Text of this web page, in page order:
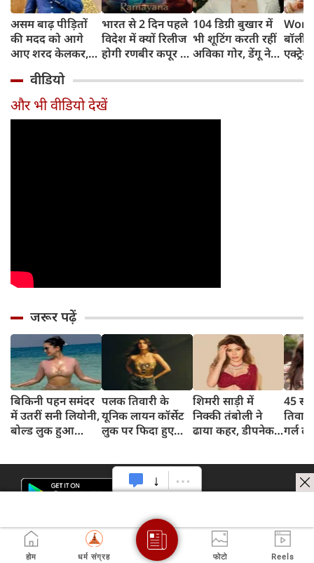
असम बाढ़ पीड़ितों
की मदद को आगे
आए शरद केलकर,
साथ की भावुक
अपील
भारत से 2 दिन पहले
विदेश में क्यों रिलीज
होगी रणबीर कपूर की
मल्होत्रा ने बताया
रिलीज प्लान
104 डिग्री बुखार में
भी शूटिंग करती रहीं
अविका गोर, डेंगू ने
अस्पताल में भर्ती
प्यार
वीडियो
और भी वीडियो देखें
जरूर पढ़ें
बिकिनी पहन समंदर
में उतरीं सनी लियोनी,
बोल्ड लुक हुआ
पलक तिवारी के
यूनिक लायन कॉर्सेट
लुक पर फिदा हुए
शिमरी साड़ी में
निक्की तंबोली ने
ढाया कहर, डीपनेक
45
गर्ल
होम धर्म संग्रह फोटो Reels